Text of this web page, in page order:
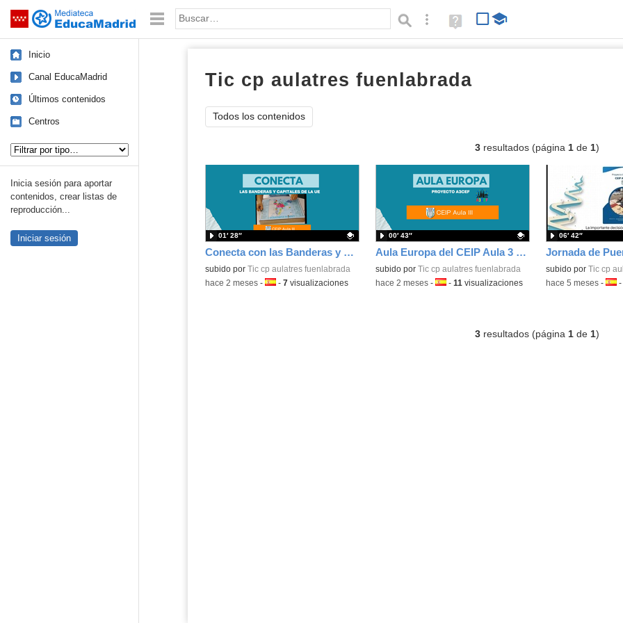
Saltar navegación Palabra o frase: Búsqueda avanzada
Ayuda
(en
Inicio
Canal EducaMadrid
Últimos contenidos
Centros
Inicia sesión para aportar
contenidos, crear listas de
reproducción...
Iniciar sesión
Tic cp aulatres fuenlabrada
Todos los contenidos
3resultados (página 1de 1)
Conecta con las Banderas y Capitales de la Unión Europea
Contenido educativo.
subido por Tic cp aulatres fuenlabrada
01′ 28″
-hace 2 meses- Idioma:
- 7visualizaciones
Aula Europa del CEIP Aula 3 de Fuenlabrada
Contenido educativo.
subido por Tic cp aulatres fuenlabrada
00′ 43″
-hace 2 meses- Idioma:
- 11 visualizaciones
subido por Tic cp
06′ 42″
-hace 5 meses- -
3resultados (página 1de 1)